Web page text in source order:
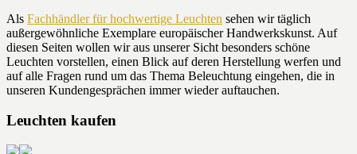
Als Fachhändler für hochwertige Leuchten sehen wir täglich
außergewöhnliche Exemplare europäischer Handwerkskunst. Auf
diesen Seiten wollen wir aus unserer Sicht besonders schöne
Leuchten vorstellen, einen Blick auf deren Herstellung werfen und
auf alle Fragen rund um das Thema Beleuchtung eingehen, die in
unseren Kundengesprächen immer wieder auftauchen.
Leuchten kaufen